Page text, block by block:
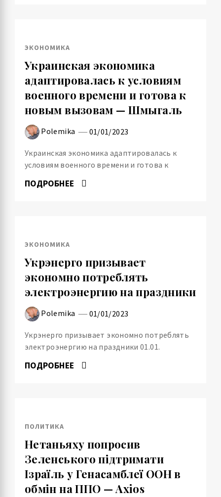
ЭКОНОМИКА
Украинская экономика
адаптировалась к условиям
военного времени и готова к
новым вызовам — Шмыгаль
Polemika 01/01/2023
Украинская экономика адаптировалась к
условиям военного времени и готова к
ПОДРОБНЕЕ
ЭКОНОМИКА
Укрэнерго призывает
экономно потреблять
электроэнергию на праздники
Polemika 01/01/2023
Укрэнерго призывает экономно потреблять
электроэнергию на праздники 01.01.
ПОДРОБНЕЕ
ПОЛИТИКА
Нетаньяху попросив
Зеленського підтримати
Ізраїль у Генасамблеї ООН в
обмін на ППО — Axios